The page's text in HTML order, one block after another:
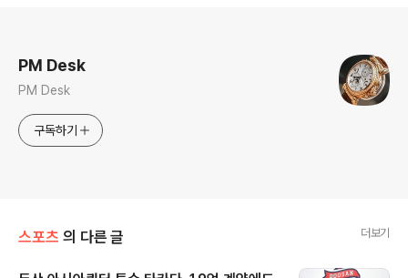
PM Desk
PM Desk
구독하기
스포츠 의 다른 글 더보기